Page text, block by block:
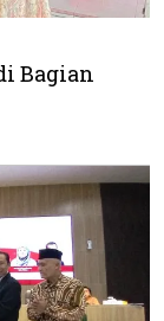
Bagian